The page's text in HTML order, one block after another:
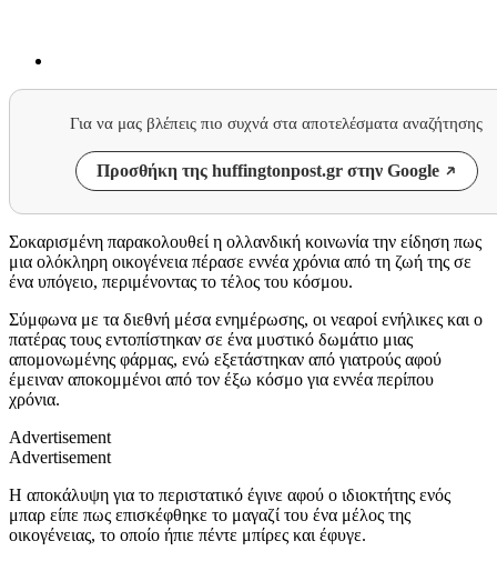
Για να μας βλέπεις πιο συχνά στα αποτελέσματα αναζήτησης
Προσθήκη της huffingtonpost.gr στην Google
Σοκαρισμένη παρακολουθεί η ολλανδική κοινωνία την είδηση πως
μια ολόκληρη οικογένεια πέρασε εννέα χρόνια από τη ζωή της σε
ένα υπόγειο, περιμένοντας το τέλος του κόσμου.
Σύμφωνα με τα διεθνή μέσα ενημέρωσης, οι νεαροί ενήλικες και ο
πατέρας τους εντοπίστηκαν σε ένα μυστικό δωμάτιο μιας
απομονωμένης φάρμας, ενώ εξετάστηκαν από γιατρούς αφού
έμειναν αποκομμένοι από τον έξω κόσμο για εννέα περίπου
χρόνια.
Advertisement
Advertisement
Η αποκάλυψη για το περιστατικό έγινε αφού ο ιδιοκτήτης ενός
μπαρ είπε πως επισκέφθηκε το μαγαζί του ένα μέλος της
οικογένειας, το οποίο ήπιε πέντε μπίρες και έφυγε.